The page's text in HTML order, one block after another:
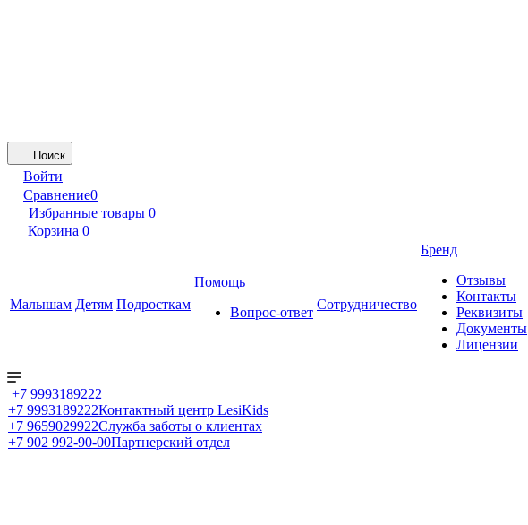
Поиск
Войти
Сравнение0
Избранные товары 0
Корзина 0
Малышам Детям Подросткам
Помощь
Вопрос-ответ
Сотрудничество
Бренд
Отзывы
Контакты
Реквизиты
Документы
Лицензии
+7 9993189222
+7 9993189222Контактный центр LesiKids
+7 9659029922Служба заботы о клиентах
+7 902 992-90-00Партнерский отдел